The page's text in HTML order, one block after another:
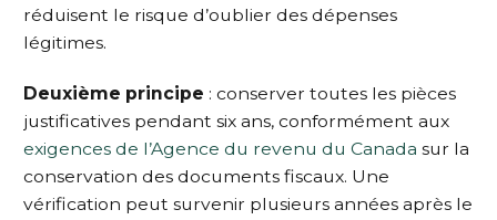
réduisent le risque d’oublier des dépenses
légitimes.
Deuxième principe : conserver toutes les pièces
justificatives pendant six ans, conformément aux
exigences de l’Agence du revenu du Canada sur la
conservation des documents fiscaux. Une
vérification peut survenir plusieurs années après le